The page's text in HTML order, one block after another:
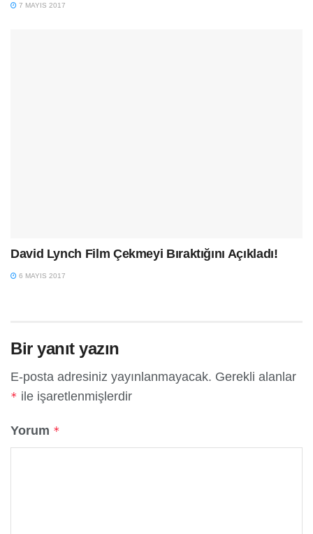
7 MAYIS 2017
David Lynch Film Çekmeyi Bıraktığını Açıkladı!
6 MAYIS 2017
Bir yanıt yazın
E-posta adresiniz yayınlanmayacak. Gerekli alanlar
* ile işaretlenmişlerdir
Yorum *